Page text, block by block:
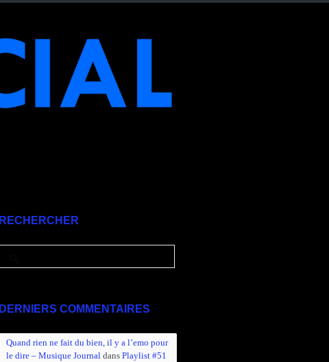
RECHERCHER
DERNIERS COMMENTAIRES
Quand rien ne fait du bien, il y a l’emo pour
le dire – Musique Journaldans Playlist #51